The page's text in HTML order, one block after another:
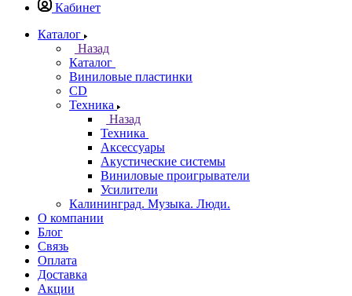
Кабинет
Каталог
Назад
Каталог
Виниловые пластинки
CD
Техника
Назад
Техника
Аксессуары
Акустические системы
Виниловые проигрыватели
Усилители
Калининград. Музыка. Люди.
О компании
Блог
Связь
Оплата
Доставка
Акции